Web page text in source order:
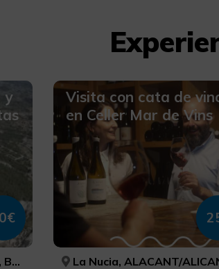
y
VALÈNCIA
Visita con cata de
en Celler Mar de Vins
La Nucia, ALACANT/